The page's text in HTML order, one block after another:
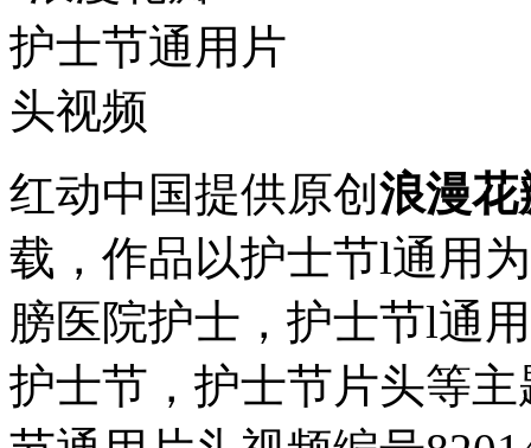
红动中国提供原创浪漫花
载，作品以护士节l通用
膀医院护士，护士节l通
护士节，护士节片头等